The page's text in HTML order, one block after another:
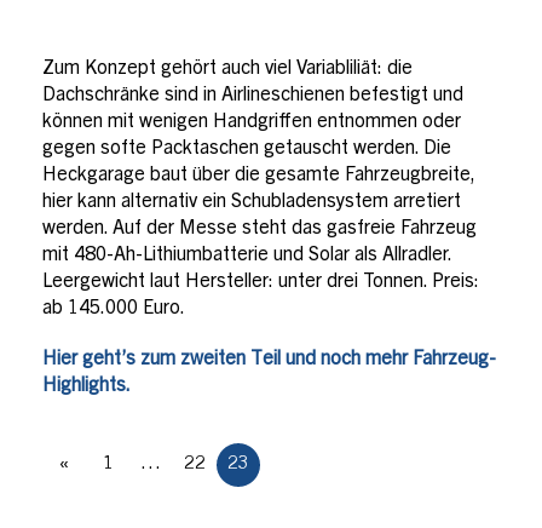
Zum Konzept gehört auch viel Variabliliät: die
Dachschränke sind in Airlineschienen befestigt und
können mit wenigen Handgriffen entnommen oder
gegen softe Packtaschen getauscht werden. Die
Heckgarage baut über die gesamte Fahrzeugbreite,
hier kann alternativ ein Schubladensystem arretiert
werden. Auf der Messe steht das gasfreie Fahrzeug
mit 480-Ah-Lithiumbatterie und Solar als Allradler.
Leergewicht laut Hersteller: unter drei Tonnen. Preis:
ab 145.000 Euro.
Hier geht’s zum zweiten Teil und noch mehr Fahrzeug-
Highlights.
« 1 … 22 23